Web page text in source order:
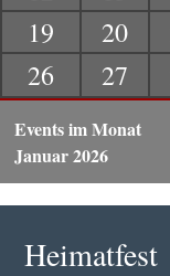
19
20
26
27
Events im Monat
Januar 2026
Heimatfest